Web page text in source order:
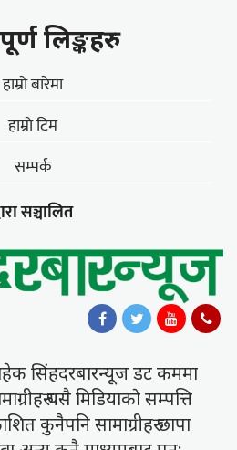
लिङ्कहरु
हाम्राे बारेमा
हाम्राे टिम
सम्पर्क
सञ्चालित
सिंहदरबारन्यूज डट कममा
यसै मिडियाकाे सम्पत्ति
कुनैपनि सामाग्रीहरु छापा